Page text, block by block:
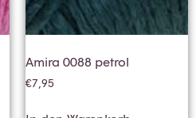
Amira 0088 petrol
€7,95